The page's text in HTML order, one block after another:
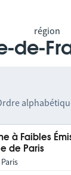
région
de-
à Faibles
de Paris
Paris